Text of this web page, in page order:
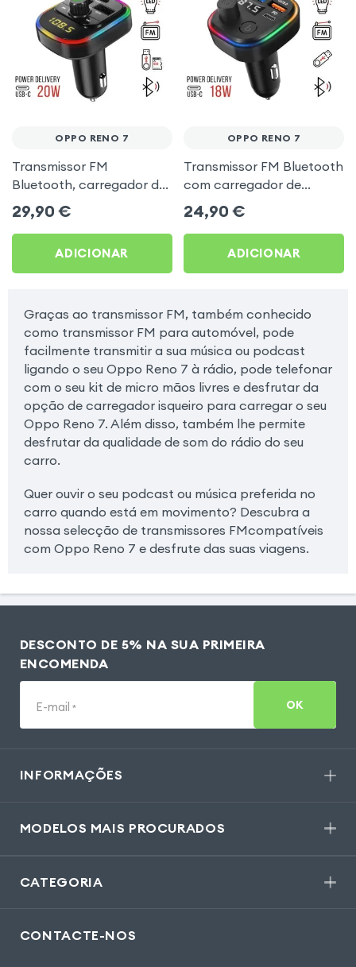
OPPO RENO 7
Transmissor FM
Bluetooth, carregador de
automóvel USB / USB-C,
C4 - Preto para Oppo
Reno 7
29,90 €
ADICIONAR
OPPO RENO 7
Transmissor FM Bluetooth
com carregador de
isqueiro USB / USB-C, C2 -
Preto para Oppo Reno 7
24,90 €
ADICIONAR
Graças ao transmissor FM, também conhecido
como transmissor FM para automóvel, pode
facilmente transmitir a sua música ou podcast
ligando o seu Oppo Reno 7 à rádio, pode telefonar
com o seu kit de micro mãos livres e desfrutar da
opção de carregador isqueiro para carregar o seu
Oppo Reno 7. Além disso, também lhe permite
desfrutar da qualidade de som do rádio do seu
carro.
Quer ouvir o seu podcast ou música preferida no
carro quando está em movimento? Descubra a
nossa selecção de transmissores FMcompatíveis
com Oppo Reno 7 e desfrute das suas viagens.
DESCONTO DE 5% NA SUA PRIMEIRA
ENCOMENDA
E-mail * OK
INFORMAÇÕES
MODELOS MAIS PROCURADOS
CATEGORIA
CONTACTE-NOS